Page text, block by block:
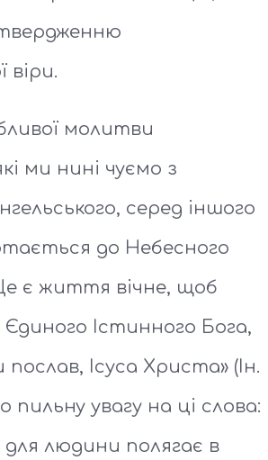
віри.
молитви
ми нині чуємо з
серед іншого
до Небесного
є життя вічне, щоб
Єдиного Істинного Бога,
послав, Ісуса Христа» (Ін.
пильну увагу на ці слова:
людини полягає в